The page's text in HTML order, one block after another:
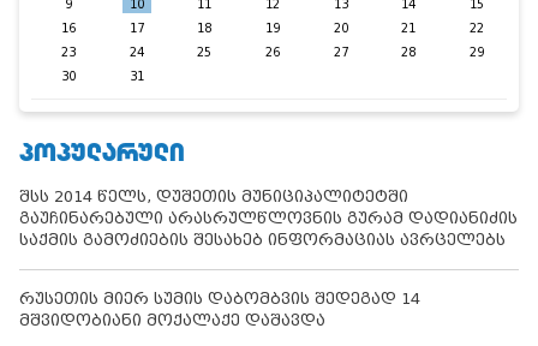
9
10 11 12 13 14
15
16
17 18 19 20 21
22
23
24 25 26 27 28
29
30
31
ᲞᲝᲞᲣᲚᲐᲠᲣᲚᲘ
შსს 2014 წელს, დუშეთის მუნიციპალიტეტში
გაუჩინარებული არასრულწლოვნის გურამ დადიანიძის
საქმის გამოძიების შესახებ ინფორმაციას ავრცელებს
რუსეთის მიერ სუმის დაბომბვის შედეგად 14
მშვიდობიანი მოქალაქე დაშავდა